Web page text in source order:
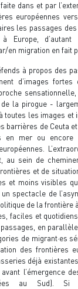
dans et par
européennes
les passages des
Europe, d’autant
en migration en fait
à propos des
d’images fortes
la pirogue -
toutes les images et
barrières de Ceuta
en mer ou encore
au sein de
et de
et moins visibles
spectacle de
de la frontière
faciles et
en
de migrant·es
des frontières
déjà
l’émergence
au Sud). Si